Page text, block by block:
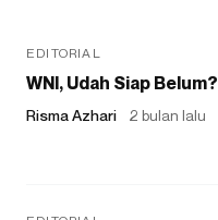
EDITORIAL
WNI, Udah Siap Belum?
Risma Azhari 2 bulan lalu